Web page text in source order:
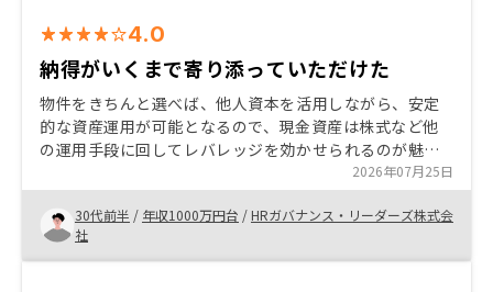
4.0
納得がいくまで寄り添っていただけた
物件をきちんと選べば、他人資本を活用しながら、安定
的な資産運用が可能となるので、現金資産は株式など他
の運用手段に回してレバレッジを効かせられるのが魅力
だと感じています。 中でも、reonsyは物件のストックの
数や、サポート体制が特に充実していると感じました。
諸費用の内訳や必要な理由、他社との比較(●●という項
目が他社より高いが、それが妥当な理由など)がわかると
安心して決められた。
2026年07月25日
30代前半 / 年収1000万円台 /HRガバナンス・リーダーズ株式会
社